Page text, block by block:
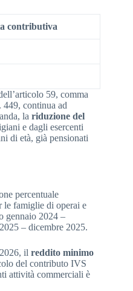
contributiva
59, comma
449, continua ad
la riduzione del
e dagli esercenti
di età, già pensionati
percentuale
le famiglie di operai e
gennaio 2024 –
– dicembre 2025.
il reddito minimo
del contributo IVS
attività commerciali è